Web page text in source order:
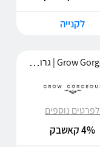
לקנייה
Grow Gorgeous | גרואו גורג'ס
לפרטים נוספים
4% קאשבק